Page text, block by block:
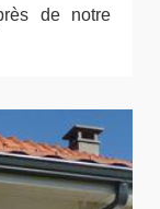
de notre